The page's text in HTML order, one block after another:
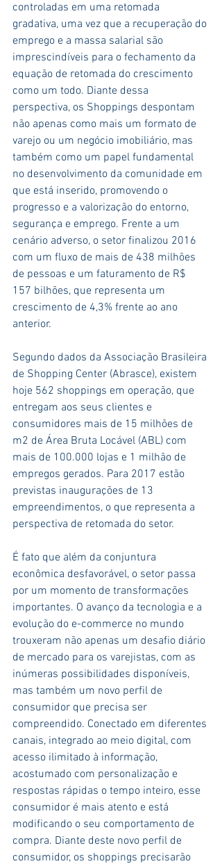
controladas em uma retomada
gradativa, uma vez que a recuperação do
emprego e a massa salarial são
imprescindíveis para o fechamento da
equação de retomada do crescimento
como um todo. Diante dessa
perspectiva, os Shoppings despontam
não apenas como mais um formato de
varejo ou um negócio imobiliário, mas
também como um papel fundamental
no desenvolvimento da comunidade em
que está inserido, promovendo o
progresso e a valorização do entorno,
segurança e emprego. Frente a um
cenário adverso, o setor finalizou 2016
com um fluxo de mais de 438 milhões
de pessoas e um faturamento de R$
157 bilhões, que representa um
crescimento de 4,3% frente ao ano
anterior.
Segundo dados da Associação Brasileira
de Shopping Center (Abrasce), existem
hoje 562 shoppings em operação, que
entregam aos seus clientes e
consumidores mais de 15 milhões de
m2 de Área Bruta Locável (ABL) com
mais de 100.000 lojas e 1 milhão de
empregos gerados. Para 2017 estão
previstas inaugurações de 13
empreendimentos, o que representa a
perspectiva de retomada do setor.
É fato que além da conjuntura
econômica desfavorável, o setor passa
por um momento de transformações
importantes. O avanço da tecnologia e a
evolução do e-commerce no mundo
trouxeram não apenas um desafio diário
de mercado para os varejistas, com as
inúmeras possibilidades disponíveis,
mas também um novo perfil de
consumidor que precisa ser
compreendido. Conectado em diferentes
canais, integrado ao meio digital, com
acesso ilimitado à informação,
acostumado com personalização e
respostas rápidas o tempo inteiro, esse
consumidor é mais atento e está
modificando o seu comportamento de
compra. Diante deste novo perfil de
consumidor, os shoppings precisarão